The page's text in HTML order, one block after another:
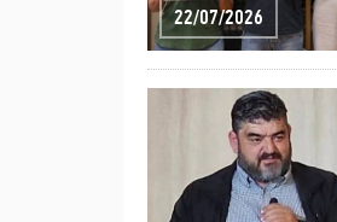
22/07/2026